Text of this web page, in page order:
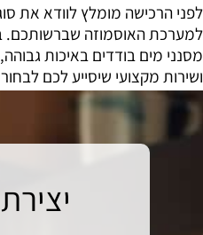
לפני הרכישה מומלץ לוודא את
מסנני מים בודדים באיכות
ושירות מקצועי שיסייע לכם